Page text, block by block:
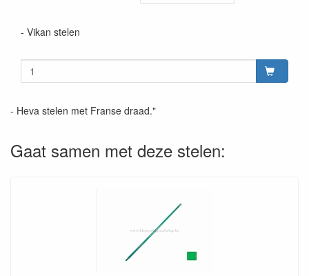
- Vikan stelen
- Heva stelen met Franse draad."
Gaat samen met deze stelen: